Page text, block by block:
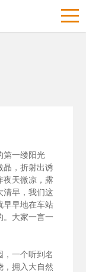
第一缕阳光
晶，折射出诱
夜天微凉，露
清早，我们这
早早地在车站
。大家一言一
，一个听到名
，拥入大自然